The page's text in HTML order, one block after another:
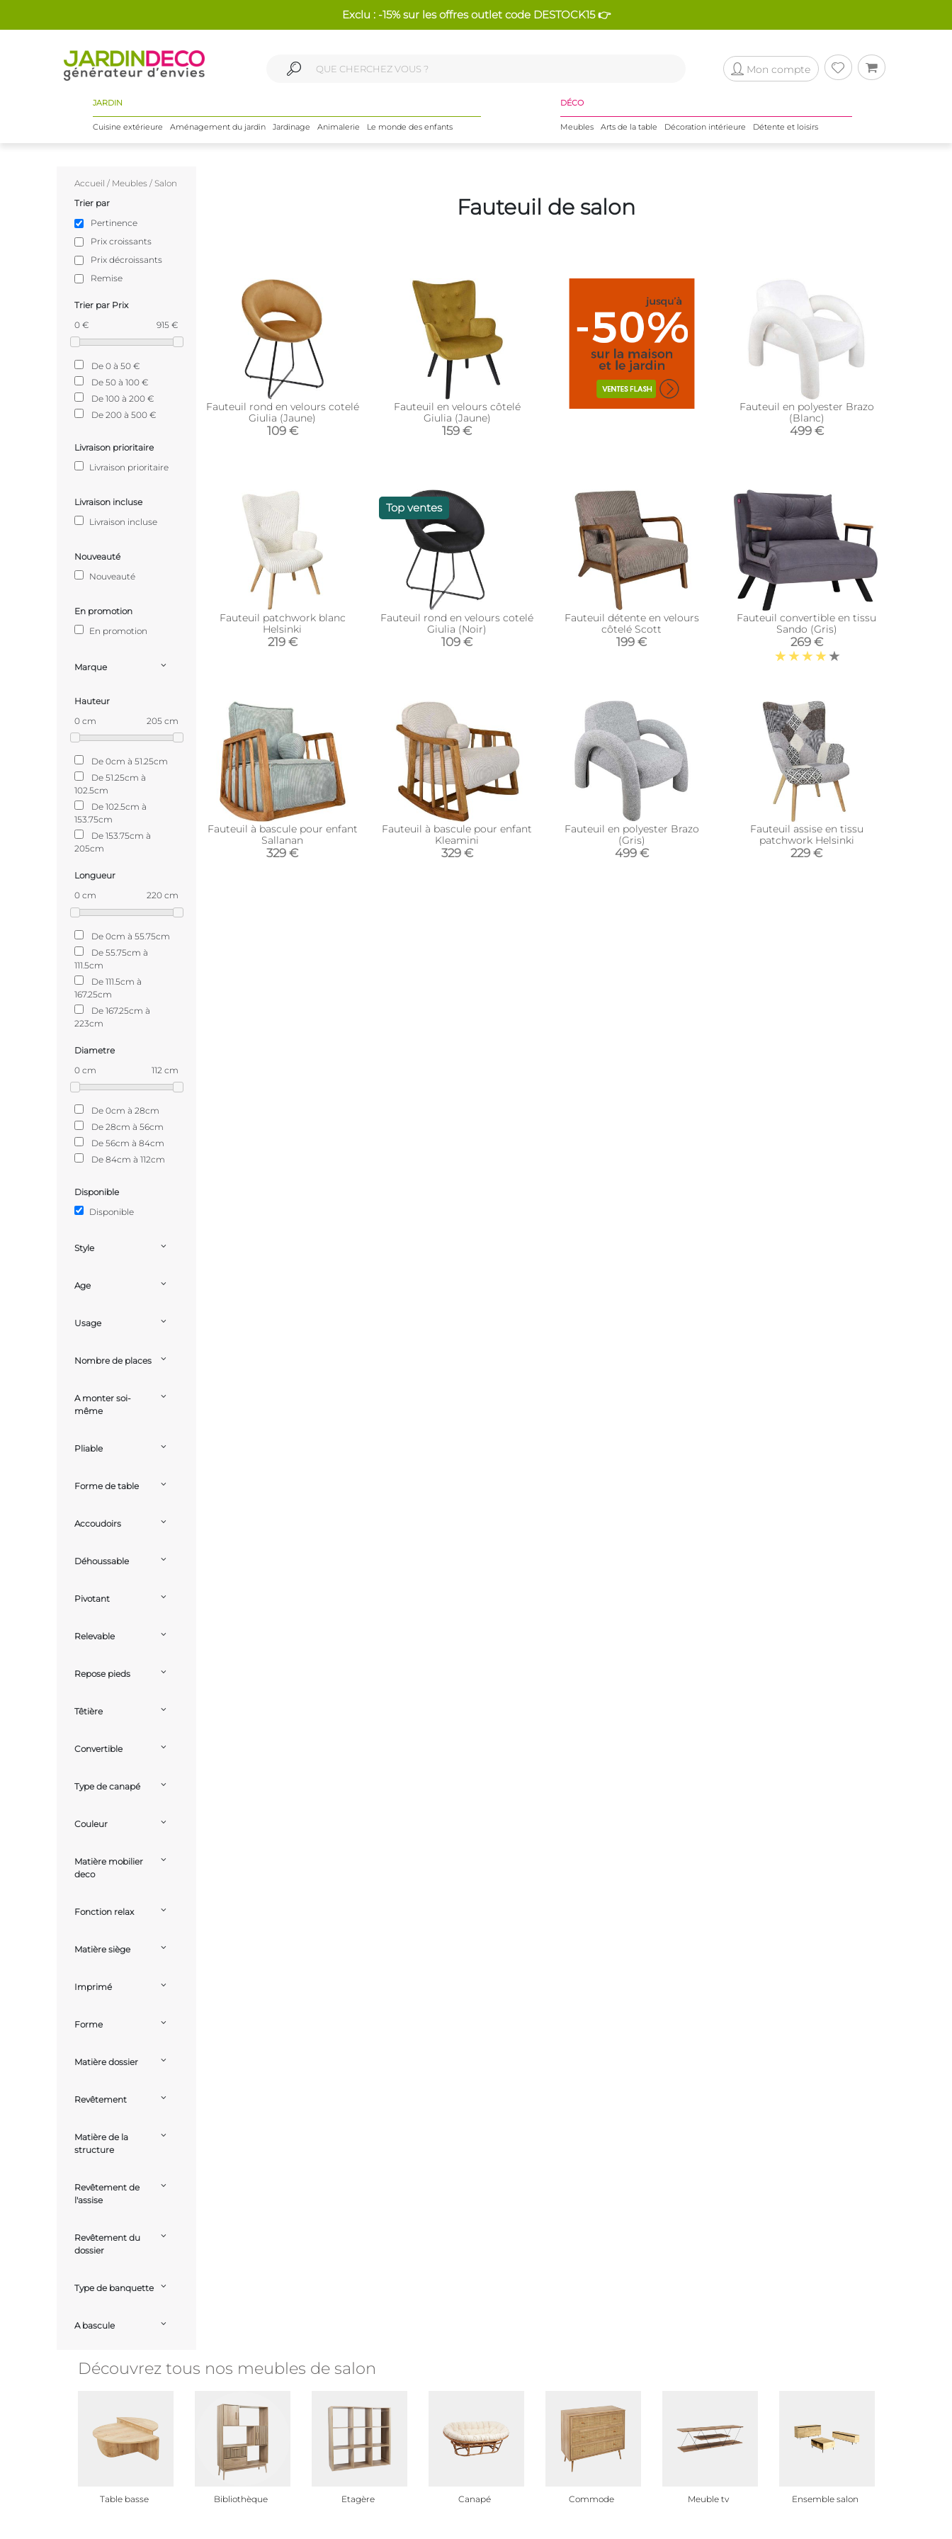
Exclu : -15% sur les offres outlet code DESTOCK15 👉
Mon compte
JARDIN
Cuisine extérieure Aménagement du jardin Jardinage Animalerie Le monde des enfants
DÉCO
Meubles Arts de la table Décoration intérieure Détente et loisirs
Accueil / Meubles / Salon
Trier par
Pertinence
Prix croissants
Prix décroissants
Remise
Trier par Prix
0 €
915 €
De 0 à 50 €
De 50 à 100 €
De 100 à 200 €
De 200 à 500 €
Livraison prioritaire
Livraison prioritaire
Livraison incluse
Livraison incluse
Nouveauté
Nouveauté
En promotion
En promotion
Marque
Hauteur
0 cm
205 cm
De 0cm à 51.25cm
De 51.25cm à
102.5cm
De 102.5cm à
153.75cm
De 153.75cm à
205cm
Longueur
0 cm
220 cm
De 0cm à 55.75cm
De 55.75cm à
111.5cm
De 111.5cm à
167.25cm
De 167.25cm à
223cm
Diametre
0 cm
112 cm
De 0cm à 28cm
De 28cm à 56cm
De 56cm à 84cm
De 84cm à 112cm
Disponible
Disponible
Style
Age
Usage
Nombre de places
A monter soi-
même
Pliable
Forme de table
Accoudoirs
Déhoussable
Pivotant
Relevable
Repose pieds
Têtière
Convertible
Type de canapé
Couleur
Matière mobilier
deco
Fonction relax
Matière siège
Imprimé
Forme
Matière dossier
Revêtement
Matière de la
structure
Revêtement de
l'assise
Revêtement du
dossier
Type de banquette
A bascule
Fauteuil de salon
Fauteuil rond en velours cotelé
Giulia (Jaune)
109 €
Fauteuil en velours côtelé
Giulia (Jaune)
159 €
Fauteuil en polyester Brazo
(Blanc)
499 €
Fauteuil patchwork blanc
Helsinki
219 €
Top ventes
Fauteuil rond en velours cotelé
Giulia (Noir)
109 €
Fauteuil détente en velours
côtelé Scott
199 €
Fauteuil convertible en tissu
Sando (Gris)
269 €
Fauteuil à bascule pour enfant
Sallanan
329 €
Fauteuil à bascule pour enfant
Kleamini
329 €
Fauteuil en polyester Brazo
(Gris)
499 €
Fauteuil assise en tissu
patchwork Helsinki
229 €
Découvrez tous nos meubles de salon
Table basse Bibliothèque Etagère Canapé Commode Meuble tv Ensemble salon